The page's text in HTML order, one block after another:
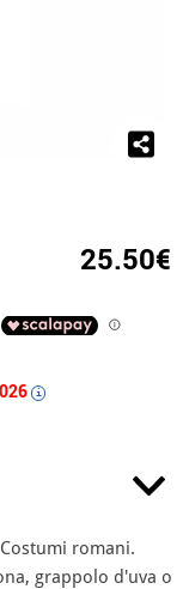
25.50€
i
romani.
grappolo d'uva o